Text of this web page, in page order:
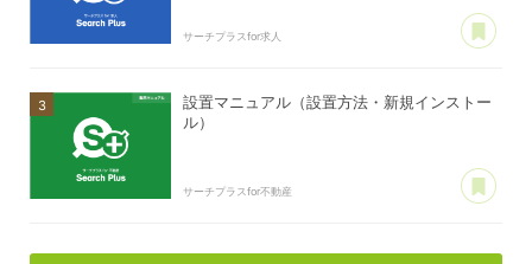
サーチプラスfor求人
設置マニュアル（設置方法・新規インストー
ル）
サーチプラスfor不動産